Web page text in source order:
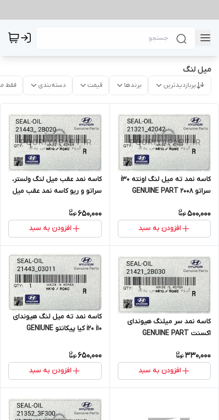
میل لنگ
پربازدیدترین برندها قیمت دسته‌بندی فقط
کاسه نمد ته میل لنگ اونته i30
سراتو 2008 GENUINE PART
500,000
افزودن به سبد
کاسه نمد عقب میل لنگ ولستر،
سراتو و ریو کاسه نمد عقب میل
650,000
افزودن به سبد
کاسه نمد سر میلنگ هیوندای
اکسنت GENUINE PART
330,000
افزودن به سبد
کاسه نمد ته میل لنگ هیوندای
i20 i10 کیا پیکانتو GENIUNE
650,000
افزودن به سبد